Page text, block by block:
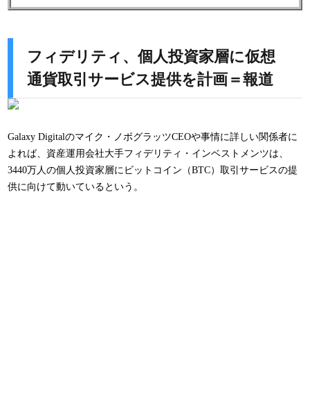
フィデリティ、個人投資家層に仮想
通貨取引サービス提供を計画＝報道
Galaxy Digitalのマイク・ノボグラッツCEOや事情に詳しい関係者に
よれば、資産運用会社大手フィデリティ・インベストメンツは、
3440万人の個人投資家層にビットコイン（BTC）取引サービスの提
供に向けて動いているという。